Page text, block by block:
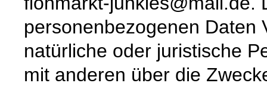
personenbezogenen Daten
natürliche oder juristische
mit anderen über die